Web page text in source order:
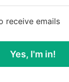
receive emails
Yes, I'm in!